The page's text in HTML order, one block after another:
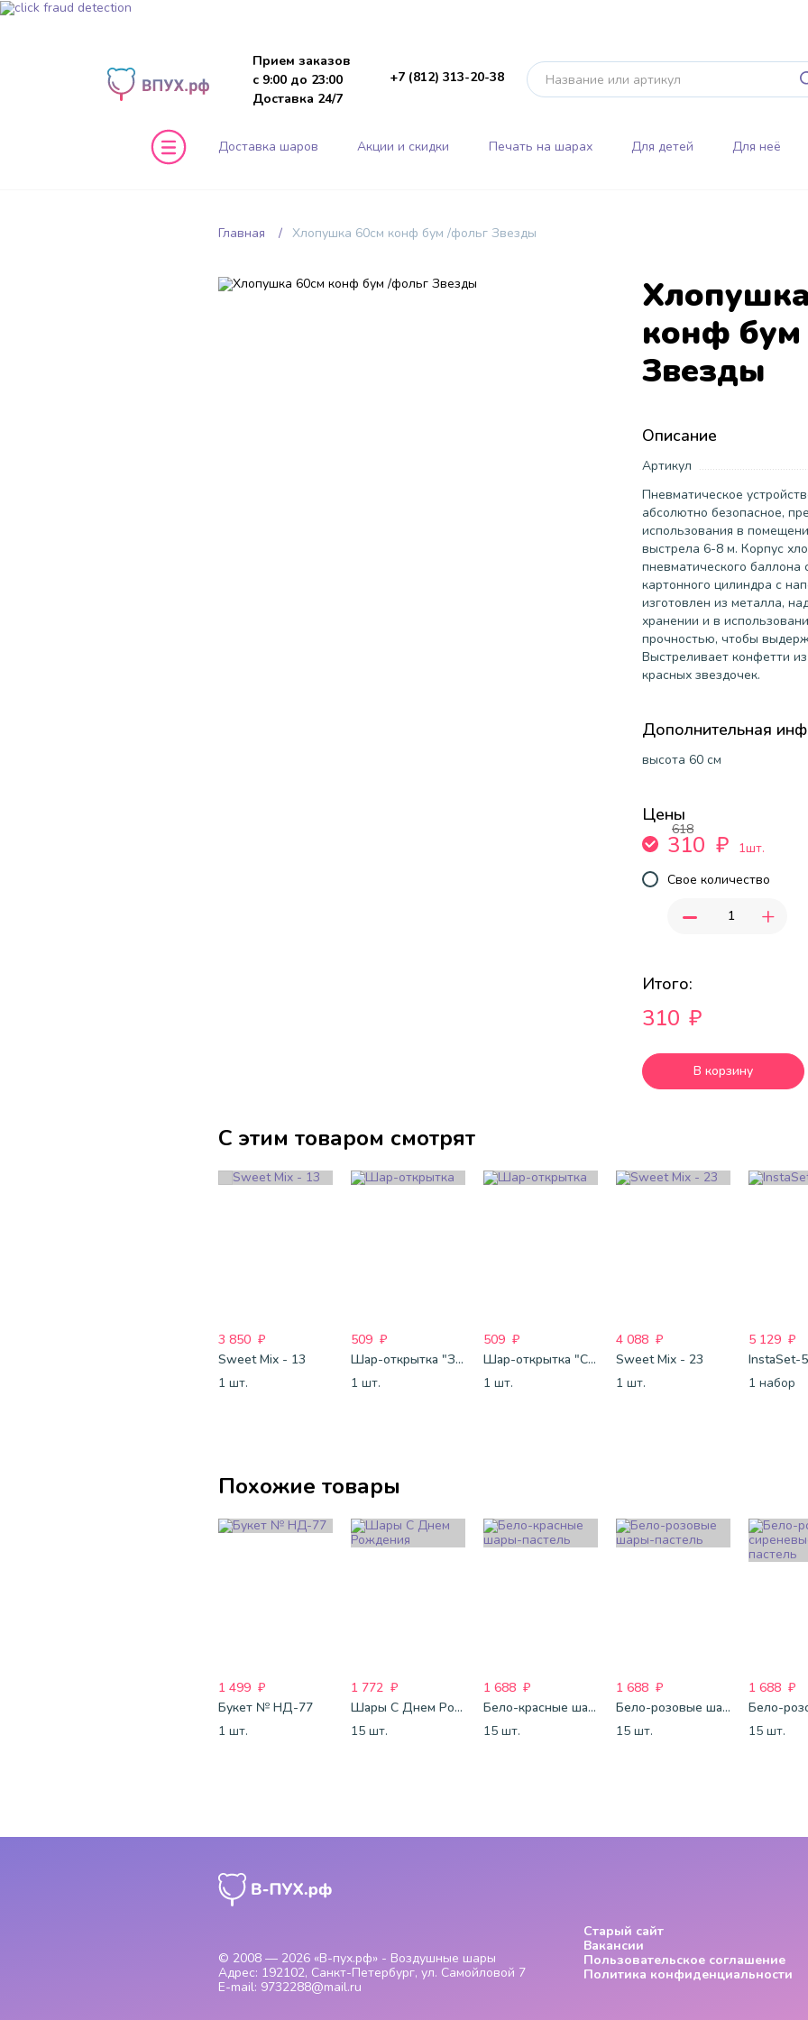
Прием заказов
с 9:00 до 23:00
Доставка 24/7
+7 (812) 313-20-38
Доставка шаров Акции и скидки Печать на шарах Для детей Для неё
Главная Хлопушка 60см конф бум /фольг Звезды
конф
Звезды
Описание
Артикул
Пневматическое
абсолютно безопасное,
использования в
выстрела 6-8 м. Корпус
пневматического
картонного цилиндра с
изготовлен из металла,
хранении и в
прочностью, чтобы
Выстреливает конфетти
красных звездочек.
Дополнительная
высота 60 см
Цены
618
310 ₽
1шт.
Свое количество
- +
Итого:
310 ₽
В корзину
С этим товаром смотрят
3 850 ₽
Sweet Mix - 13
1 шт.
509 ₽
Шар-открытка "Звезда" (45 см) - 1
1 шт.
509 ₽
Шар-открытка "Сердце" (45 см) - 2
1 шт.
4 088 ₽
Sweet Mix - 23
1 шт.
5 129 ₽
InstaSet-
1 набор
Похожие товары
1 499 ₽
Букет № НД-77
1 шт.
1 772 ₽
Шары С Днем Рождения
15 шт.
1 688 ₽
Бело-красные шары-пастель
15 шт.
1 688 ₽
Бело-розовые шары-пастель
15 шт.
1 688 ₽
15 шт.
© 2008 — 2026 «В-пух.рф» - Воздушные шары
Адрес: 192102, Санкт-Петербург, ул. Самойловой 7
E-mail: 9732288@mail.ru
Старый сайт
Вакансии
Пользовательское соглашение
Политика конфиденциальности